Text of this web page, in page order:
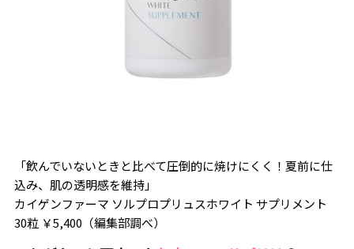
「飲んでいないときと比べて圧倒的に焼けにくく！夏前に仕
込み、肌の透明感を維持」
カイゲンファーマ ソルプロプリュスホワイト サプリメント
30粒 ￥5,400（編集部調べ）